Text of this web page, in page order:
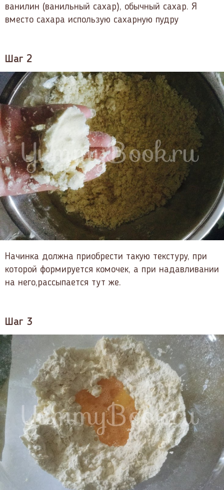
ванилин (ванильный сахар), обычный сахар. Я
вместо сахара использую сахарную пудру
Шаг 2
Начинка должна приобрести такую текстуру, при
которой формируется комочек, а при надавливании
на него,рассыпается тут же.
Шаг 3